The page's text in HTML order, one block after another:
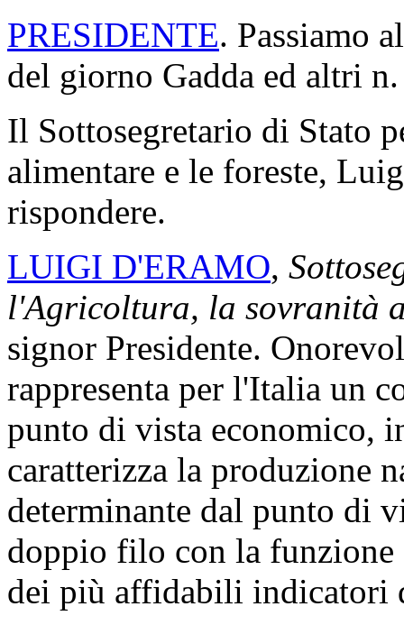
PRESIDENTE. Passiamo
del giorno Gadda ed altri
Il Sottosegretario di Stato
alimentare e le foreste,
rispondere.
LUIGI D'ERAMO,
l'Agricoltura, la sovranità
signor Presidente.
rappresenta per l'Italia un
punto di vista economico,
caratterizza la produzione
determinante dal punto di
doppio filo con la
dei più affidabili indicatori